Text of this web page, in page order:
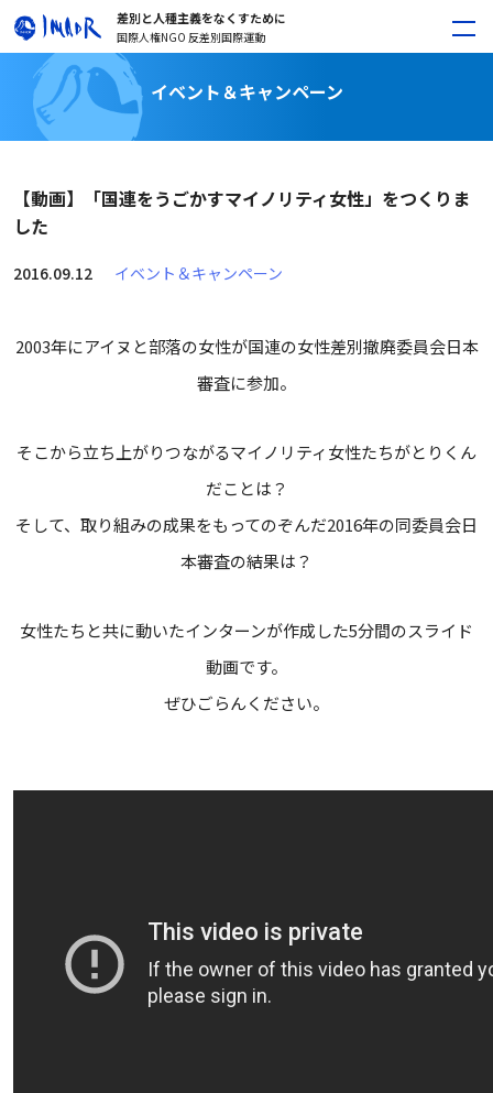
差別と人種主義をなくすために
国際人権NGO 反差別国際運動
イベント＆キャンペーン
【動画】「国連をうごかすマイノリティ女性」をつくりま
した
2016.09.12 イベント＆キャンペーン
2003年にアイヌと部落の女性が国連の女性差別撤廃委員会日本
審査に参加。
そこから立ち上がりつながるマイノリティ女性たちがとりくん
だことは？
そして、取り組みの成果をもってのぞんだ2016年の同委員会日
本審査の結果は？
女性たちと共に動いたインターンが作成した5分間のスライド
動画です。
ぜひごらんください。